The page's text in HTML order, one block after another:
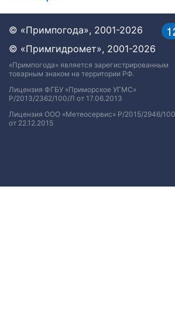
© «Примпогода», 2001-2026
© «Примгидромет», 2001-2026
«Примпогода» является зарегистрированным
товарным знаком на территории РФ.
Лицензия ФГБУ «Приморское УГМС»
Р/2013/2362/100/Л от 17.06.2013
Лицензия ООО «Метеосервис» Р/2015/2946/
от 22.12.2015